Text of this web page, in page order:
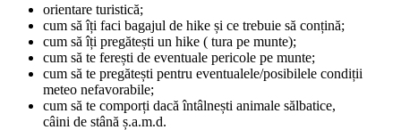
orientare turistică;
cum să îți faci bagajul de hike și ce trebuie să conțină;
cum să îți pregătești un hike ( tura pe munte);
cum să te ferești de eventuale pericole pe munte;
cum să te pregătești pentru eventualele/posibilele condiții
meteo nefavorabile;
cum să te comporți dacă întâlnești animale sălbatice,
câini de stână ș.a.m.d.